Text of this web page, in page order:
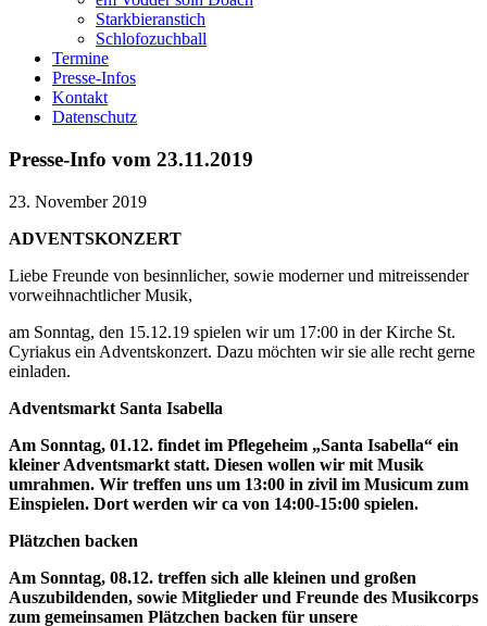
Starkbieranstich
Schlofozuchball
Termine
Presse-Infos
Kontakt
Datenschutz
Presse-Info vom 23.11.2019
23. November 2019
ADVENTSKONZERT
Liebe Freunde von besinnlicher, sowie moderner und mitreissender
vorweihnachtlicher Musik,
am Sonntag, den 15.12.19 spielen wir um 17:00 in der Kirche St.
Cyriakus ein Adventskonzert. Dazu möchten wir sie alle recht gerne
einladen.
Adventsmarkt Santa Isabella
Am Sonntag, 01.12. findet im Pflegeheim „Santa Isabella“ ein
kleiner Adventsmarkt statt. Diesen wollen wir mit Musik
umrahmen. Wir treffen uns um 13:00 in zivil im Musicum zum
Einspielen. Dort werden wir ca von 14:00-15:00 spielen.
Plätzchen backen
Am Sonntag, 08.12. treffen sich alle kleinen und großen
Auszubildenden, sowie Mitglieder und Freunde des Musikcorps
zum gemeinsamen Plätzchen backen für unsere